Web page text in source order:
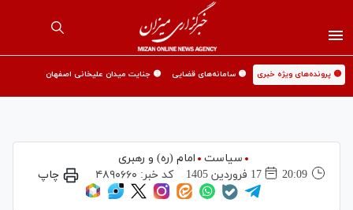
🟡 پرونده‌های ویژه خبری 🟡 سامانه‌های قضایی 🟡 جنایت میدان علیخانی اصفهان
سیاست
امام (ره) و رهبری
20:09
17 فروردين 1405 کد خبر: ۴۸۹۰۶۶۰ چاپ